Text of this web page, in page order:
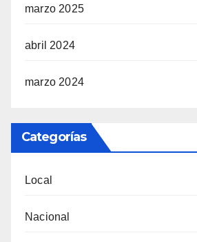
marzo 2025
abril 2024
marzo 2024
Categorías
Local
Nacional